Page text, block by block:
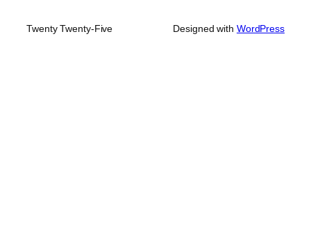
Twenty Twenty-Five Designed with WordPress